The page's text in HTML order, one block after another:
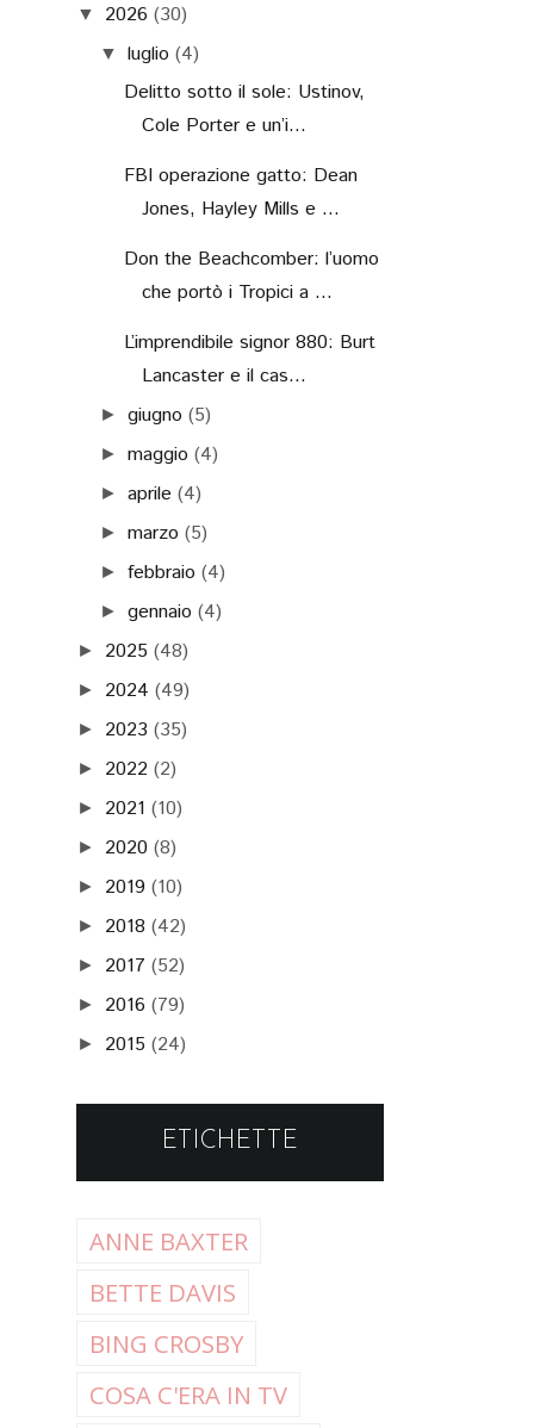
▼ 2026 (30)
▼ luglio (4)
Delitto sotto il sole: Ustinov,
Cole Porter e un’i...
FBI operazione gatto: Dean
Jones, Hayley Mills e ...
Don the Beachcomber: l’uomo
che portò i Tropici a ...
L’imprendibile signor 880: Burt
Lancaster e il cas...
►giugno (5)
►maggio (4)
►aprile (4)
►marzo (5)
►febbraio (4)
►gennaio (4)
► 2025 (48)
► 2024 (49)
► 2023 (35)
► 2022 (2)
► 2021 (10)
► 2020 (8)
► 2019 (10)
► 2018 (42)
► 2017 (52)
► 2016 (79)
► 2015 (24)
ETICHETTE
ANNE BAXTER
BETTE DAVIS
BING CROSBY
COSA C'ERA IN TV